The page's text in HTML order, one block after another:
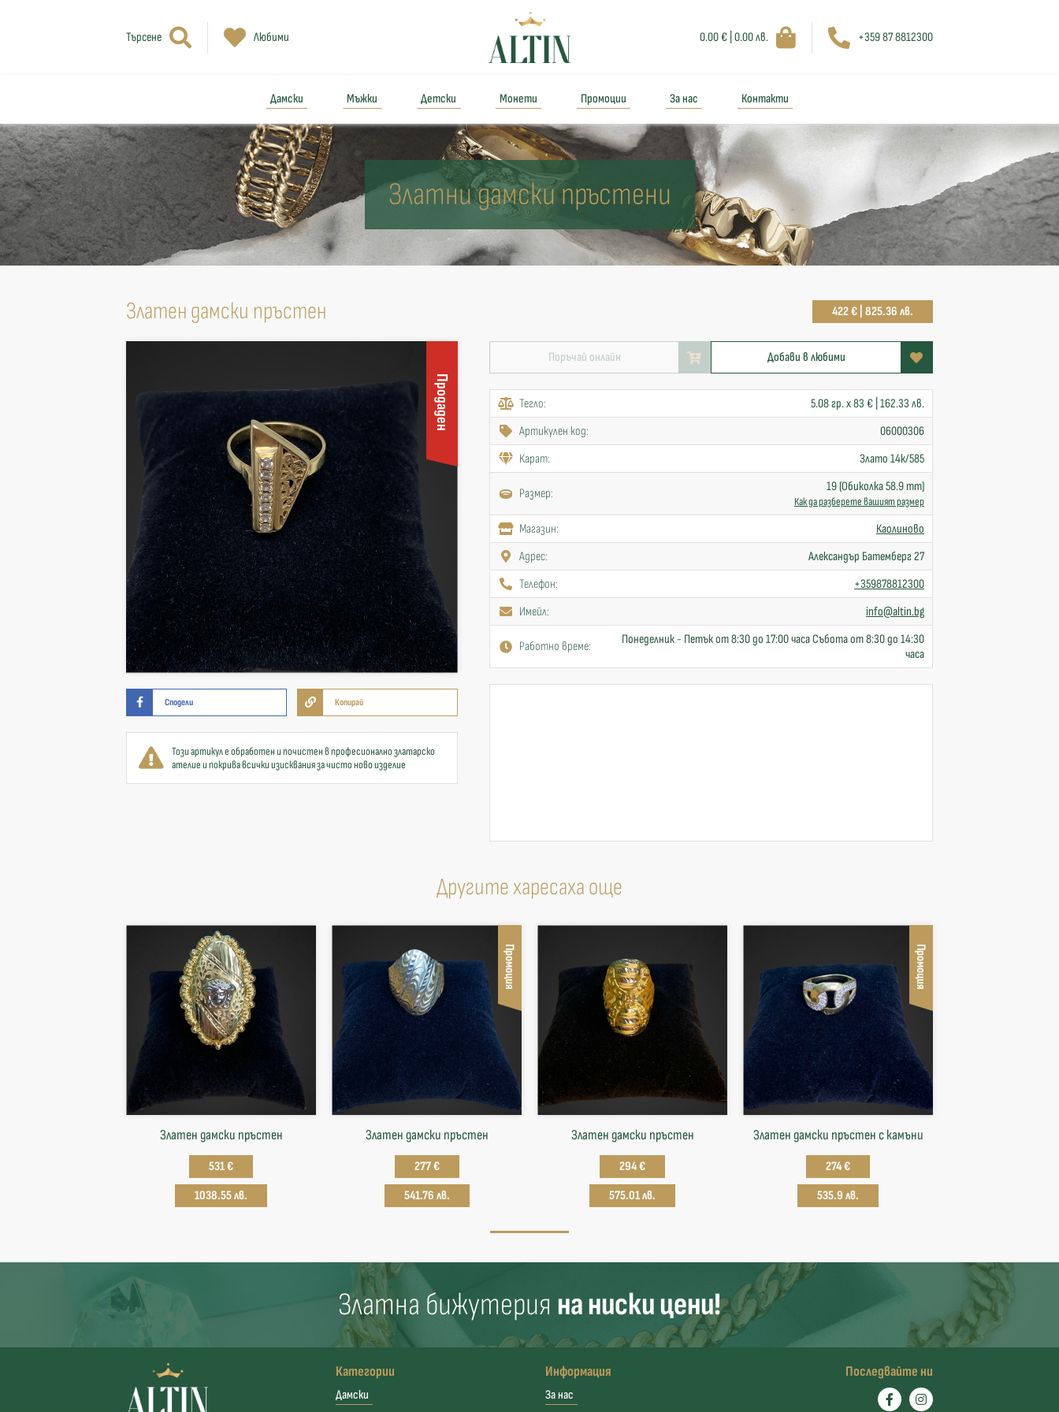
Търсене Любими 0.00 € | 0.00 лв. +359 87 8812300
Дамски Мъжки Детски Монети Промоции За нас Контакти
Златни дамски пръстени
Златен дамски пръстен 422 € | 825.36 лв.
Продаден
Сподели Копирай
Този артикул е обработен и почистен в професионално златарско
ателие и покрива всички изисквания за чисто ново изделие
Поръчай онлайн Добави в любими
Тегло:
5.08 гр. x 83 € | 162.33 лв.
Артикулен код:
06000306
Карат:
Злато 14к/585
Размер: 19 (Обиколка 58.9 mm)
Как да разберете вашият размер
Mагазин:
Каолиново
Адрес:
Александър Батемберг 27
Телефон:
+359878812300
Имейл:
info@altin.bg
Работно време:
Понеделник - Петък от 8:30 до 17:00 часа Събота от 8:30 до 14:30
часа
Другите харесаха още
Златен дамски пръстен
531 €
1038.55 лв.
Промоция
Златен дамски пръстен
277 €
541.76 лв.
Златен дамски пръстен
294 €
575.01 лв.
Промоция
Златен дамски пръстен с камъни
274 €
535.9 лв.
Златна бижутерия на ниски цени!
Категории
Дамски
Информация
За нас
Последвайте ни